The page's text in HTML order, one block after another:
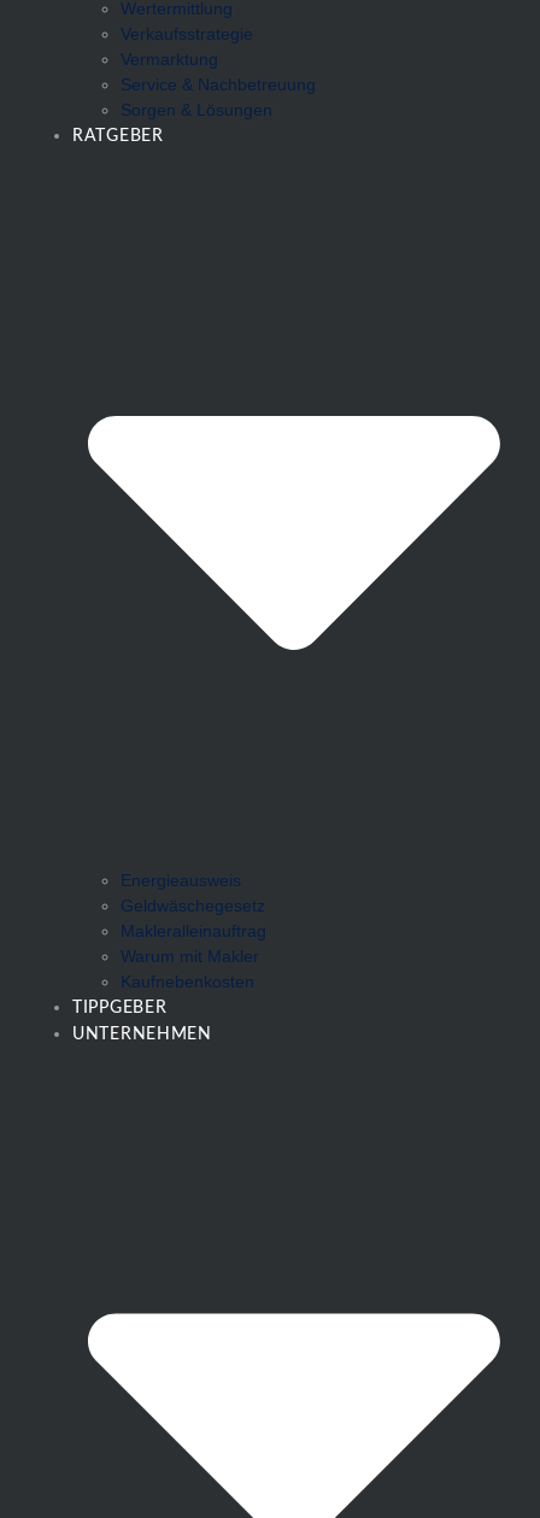
Wertermittlung
Verkaufsstrategie
Vermarktung
Service & Nachbetreuung
Sorgen & Lösungen
RATGEBER
Energieausweis
Geldwäschegesetz
Makleralleinauftrag
Warum mit Makler
Kaufnebenkosten
TIPPGEBER
UNTERNEHMEN